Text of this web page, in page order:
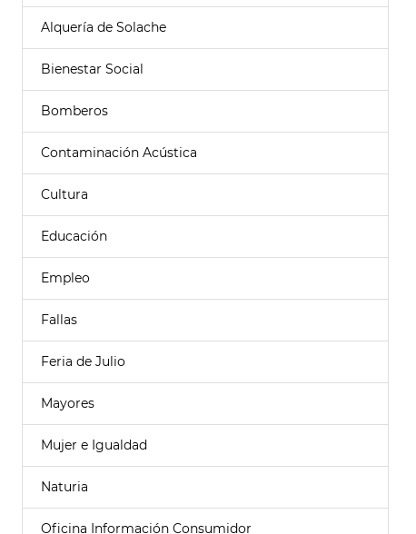
Alquería de Solache
Bienestar Social
Bomberos
Contaminación Acústica
Cultura
Educación
Empleo
Fallas
Feria de Julio
Mayores
Mujer e Igualdad
Naturia
Oficina Información Consumidor